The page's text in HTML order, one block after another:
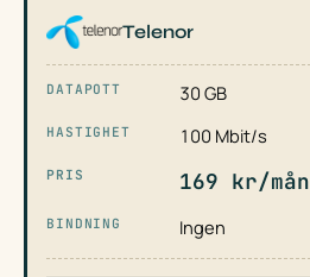
Telenor
30 GB
100 Mbit/s
169 kr/mån
Ingen